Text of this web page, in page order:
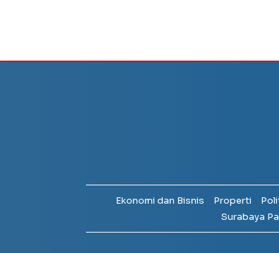
Ekonomi dan Bisnis Properti
Surabaya